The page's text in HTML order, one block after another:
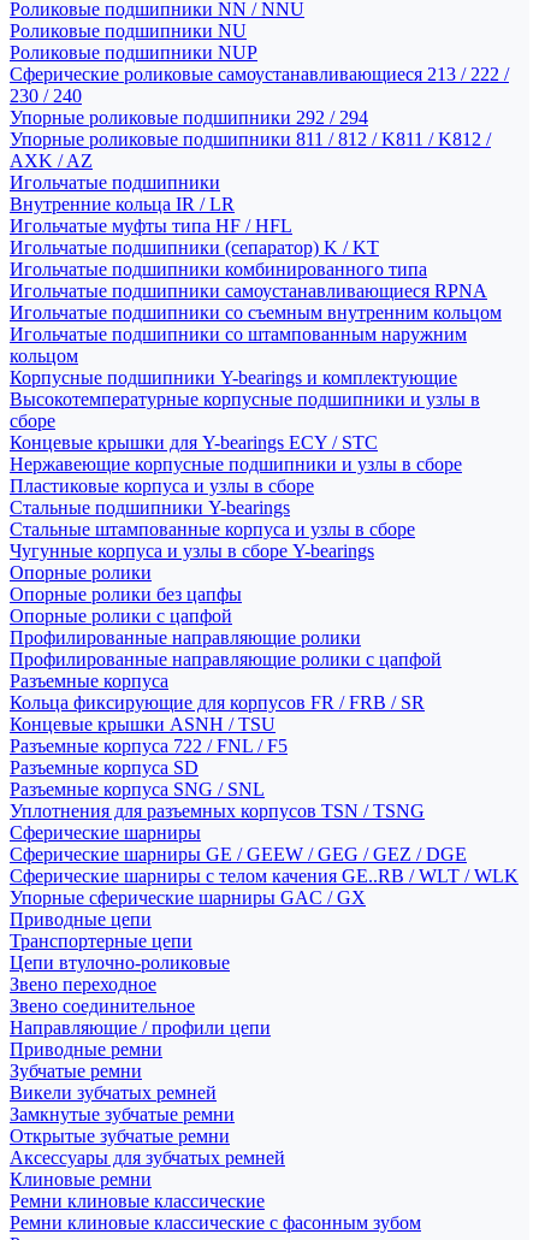
Роликовые подшипники NN / NNU
Роликовые подшипники NU
Роликовые подшипники NUP
Сферические роликовые самоустанавливающиеся 213 / 222 /
230 / 240
Упорные роликовые подшипники 292 / 294
Упорные роликовые подшипники 811 / 812 / K811 / K812 /
AXK / AZ
Игольчатые подшипники
Внутренние кольца IR / LR
Игольчатые муфты типа HF / HFL
Игольчатые подшипники (сепаратор) K / KT
Игольчатые подшипники комбинированного типа
Игольчатые подшипники самоустанавливающиеся RPNA
Игольчатые подшипники со съемным внутренним кольцом
Игольчатые подшипники со штампованным наружним
кольцом
Корпусные подшипники Y-bearings и комплектующие
Высокотемпературные корпусные подшипники и узлы в
сборе
Концевые крышки для Y-bearings ECY / STC
Нержавеющие корпусные подшипники и узлы в сборе
Пластиковые корпуса и узлы в сборе
Стальные подшипники Y-bearings
Стальные штампованные корпуса и узлы в сборе
Чугунные корпуса и узлы в сборе Y-bearings
Опорные ролики
Опорные ролики без цапфы
Опорные ролики с цапфой
Профилированные направляющие ролики
Профилированные направляющие ролики с цапфой
Разъемные корпуса
Кольца фиксирующие для корпусов FR / FRB / SR
Концевые крышки ASNH / TSU
Разъемные корпуса 722 / FNL / F5
Разъемные корпуса SD
Разъемные корпуса SNG / SNL
Уплотнения для разъемных корпусов TSN / TSNG
Сферические шарниры
Сферические шарниры GE / GEEW / GEG / GEZ / DGE
Сферические шарниры с телом качения GE..RB / WLT / WLK
Упорные сферические шарниры GAC / GX
Приводные цепи
Транспортерные цепи
Цепи втулочно-роликовые
Звено переходное
Звено соединительное
Направляющие / профили цепи
Приводные ремни
Зубчатые ремни
Викели зубчатых ремней
Замкнутые зубчатые ремни
Открытые зубчатые ремни
Аксессуары для зубчатых ремней
Клиновые ремни
Ремни клиновые классические
Ремни клиновые классические с фасонным зубом